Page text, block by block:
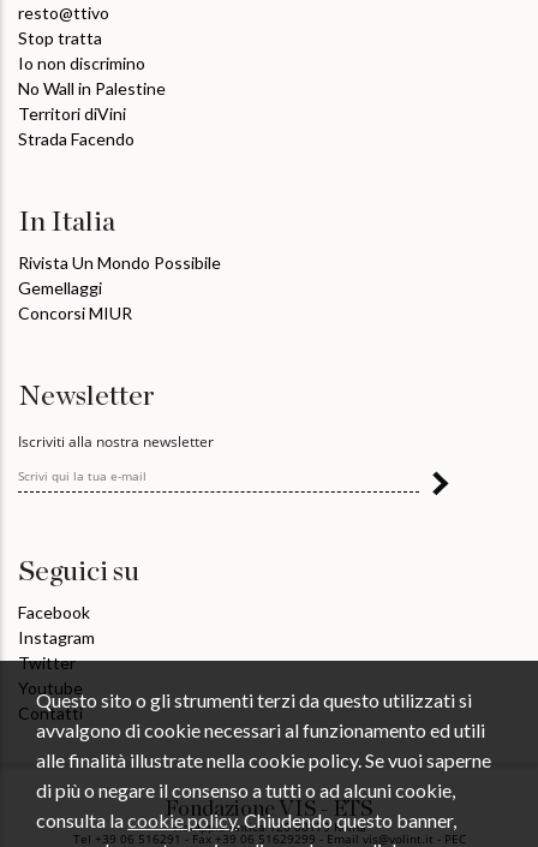
resto@ttivo
Stop tratta
Io non discrimino
No Wall in Palestine
Territori diVini
Strada Facendo
In Italia
Rivista Un Mondo Possibile
Gemellaggi
Concorsi MIUR
Newsletter
Iscriviti alla nostra newsletter
Seguici su
Facebook
Instagram
Twitter
Youtube
Contatti
Fondazione VIS - ETS
Via Appia Antica 126 00179 Roma
Tel +39 06 516291 - Fax +39 06 51629299 - Email vis@volint.it - PEC
Questo sito o gli strumenti terzi da questo utilizzati si
avvalgono di cookie necessari al funzionamento ed utili
alle finalità illustrate nella cookie policy. Se vuoi saperne
di più o negare il consenso a tutti o ad alcuni cookie,
consulta lacookie policy. Chiudendo questo banner,